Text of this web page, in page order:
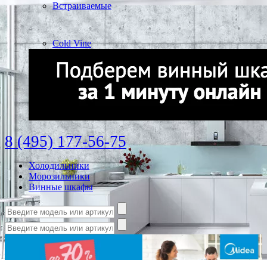
Встраиваемые
Cold Vine
8 (495) 177-56-75
Холодильники
Морозильники
Винные шкафы